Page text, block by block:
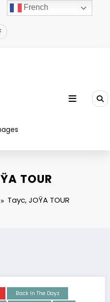
7:18:31 PM
TOUR
Tayc, JOŸA TOUR
Back In The Dayz
French